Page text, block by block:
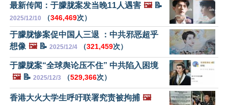
最新传闻：于朦胧案发当晚11人遇害 🖼️📝
2025/12/10 （346,469次）
于朦胧惨案促中国人三退 ：中共邪恶超乎
想像 🖼️📝 2025/12/4 （321,459次）
于朦胧案“全球舆论压不住” 中共陷入困境
🖼️📝 2025/12/3 （529,366次）
香港大火大学生呼吁联署究责被拘捕 🖼️